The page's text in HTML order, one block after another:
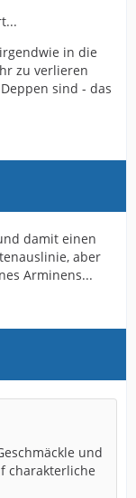
in die
zu verlieren
sind - das
damit einen
aber
Arminens...
und
charakterliche